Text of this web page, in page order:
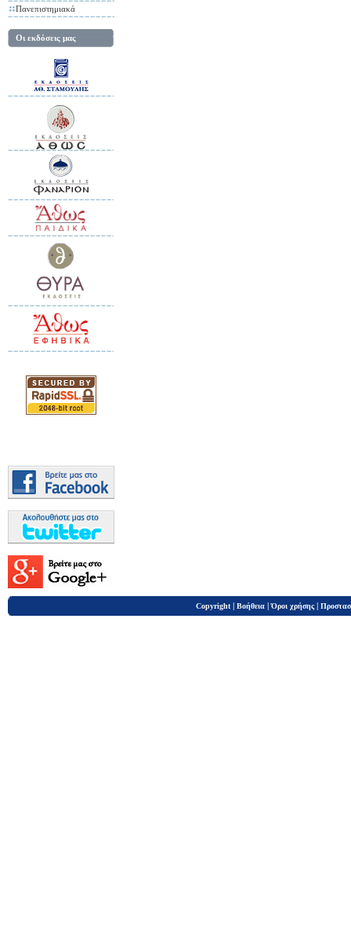
Πανεπιστημιακά
Οι εκδόσεις μας
Copyright | Βοήθεια |Όροι χρήσης |